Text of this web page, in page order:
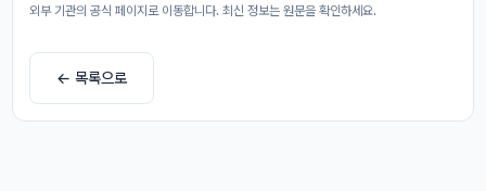
외부 기관의 공식 페이지로 이동합니다. 최신 정보는 원문을 확인하세요.
← 목록으로